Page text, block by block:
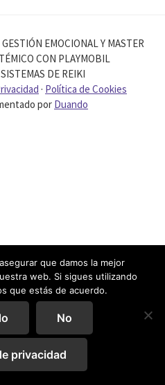
EMOCIONAL Y MASTER
CON PLAYMOBIL
DE REIKI
· Política de Cookies
por Duando
que damos la mejor
web. Si sigues utilizando
que estás de acuerdo.
No
privacidad